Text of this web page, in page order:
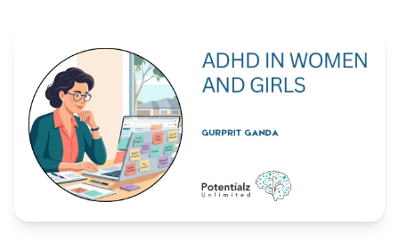
Blog
🇦🇺 English